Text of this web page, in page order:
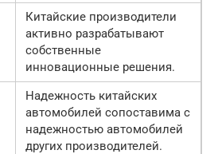
Китайские производители
активно разрабатывают
собственные
инновационные решения.
Надежность китайских
автомобилей сопоставима с
надежностью автомобилей
других производителей.